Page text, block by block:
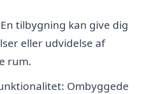
tilbygning kan give dig
eller udvidelse af
rum.
Ombyggede